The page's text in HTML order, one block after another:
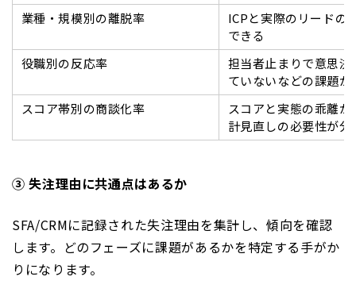
業種・規模別の離脱率
ICPと実際のリードの
できる
役職別の反応率
担当者止まりで意思決
ていないなどの課題が
スコア帯別の商談化率
スコアと実態の乖離
計見直しの必要性が分
③ 失注理由に共通点はあるか
SFA/CRMに記録された失注理由を集計し、傾向を確認
します。どのフェーズに課題があるかを特定する手がか
りになります。